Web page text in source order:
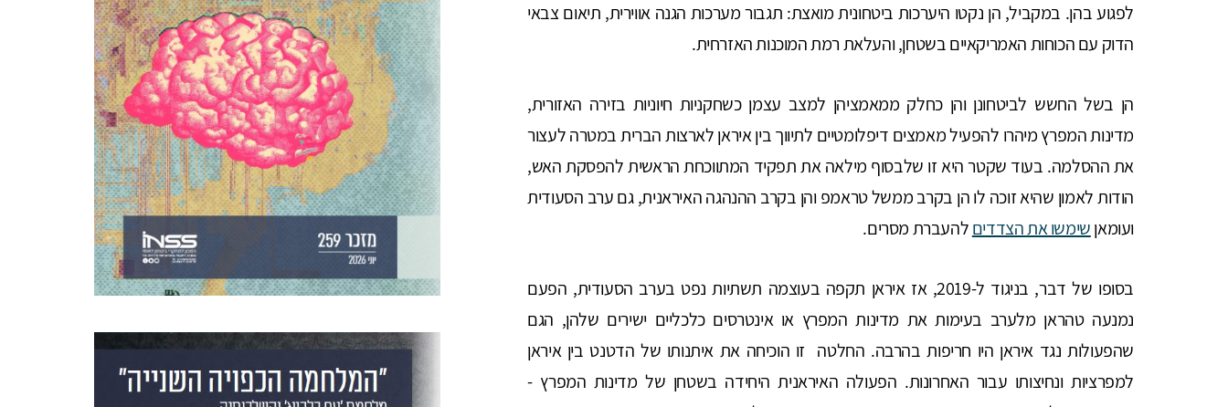
לפגוע בהן. במקביל, הן נקטו היערכות ביטחונית מואצת: תגבור מערכות הגנה אווירית, תיאום צבאי
הדוק עם הכוחות האמריקאיים בשטחן, והעלאת רמת המוכנות האזרחית.
הן בשל החשש לביטחונן והן כחלק ממאמציהן למצב עצמן כשחקניות חיוניות בזירה האזורית,
מדינות המפרץ מיהרו להפעיל מאמצים דיפלומטיים לתיווך בין איראן לארצות הברית במטרה לעצור
את ההסלמה. בעוד שקטר היא זו שלבסוף מילאה את תפקיד המתווכחת הראשית להפסקת האש,
הודות לאמון שהיא זוכה לו הן בקרב ממשל טראמפ והן בקרב ההנהגה האיראנית, גם ערב הסעודית
ועומאןשימשו את הצדדיםלהעברת מסרים.
בסופו של דבר, בניגוד ל-2019, אז איראן תקפה בעוצמה תשתיות נפט בערב הסעודית, הפעם
נמנעה טהראן מלערב בעימות את מדינות המפרץ או אינטרסים כלכליים ישירים שלהן, הגם
שהפעולות נגד איראן היו חריפות בהרבה. החלטה זו הוכיחה את איתנותו של הדטנט בין איראן
למפרציות ונחיצותו עבור האחרונות. הפעולה האיראנית היחידה בשטחן של מדינות המפרץ -